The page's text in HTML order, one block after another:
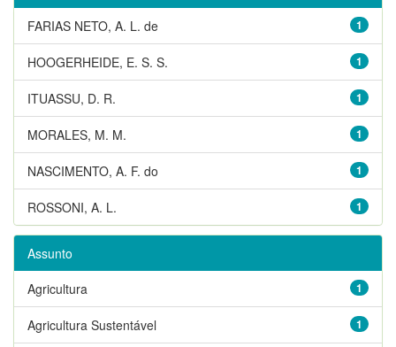
1
FARIAS NETO, A. L. de
1
HOOGERHEIDE, E. S. S.
1
ITUASSU, D. R.
1
MORALES, M. M.
1
NASCIMENTO, A. F. do
1
ROSSONI, A. L.
Assunto
1
Agricultura
1
Agricultura Sustentável